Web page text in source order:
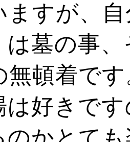
ますが、
墓の事、
頓着です
は好きで